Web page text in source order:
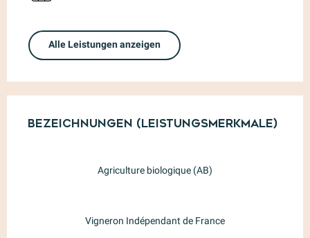
Alle Leistungen anzeigen
Bezeichnungen (Leistungsmerkmale)
Bezeichnungen (Leistungsmerkmale)
Agriculture biologique (AB)
Vigneron Indépendant de France